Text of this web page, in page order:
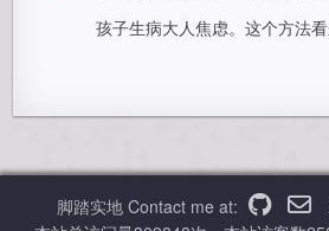
孩子生病大人焦虑。这个方法看
脚踏实地 Contact me at: